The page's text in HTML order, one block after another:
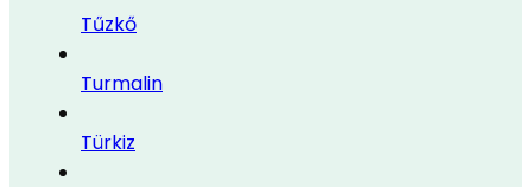
Tűzkő
Turmalin
Türkiz